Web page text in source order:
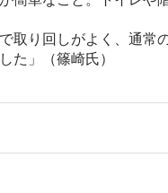
取り回しがよく、通
た」（篠崎氏）